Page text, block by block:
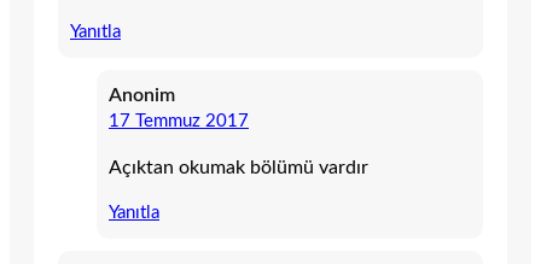
Yanıtla
Anonim
17 Temmuz 2017
Açıktan okumak bölümü vardır
Yanıtla